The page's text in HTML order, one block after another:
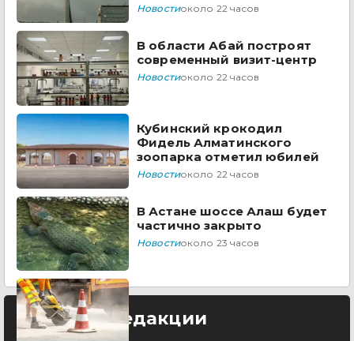
Новостиоколо 22 часов
В области Абай построят
современный визит-центр
Новостиоколо 22 часов
Кубинский крокодил
Фидель Алматинского
зоопарка отметил юбилей
Новостиоколо 22 часов
В Астане шоссе Алаш будет
частично закрыто
Новостиоколо 23 часов
Выбор редакции